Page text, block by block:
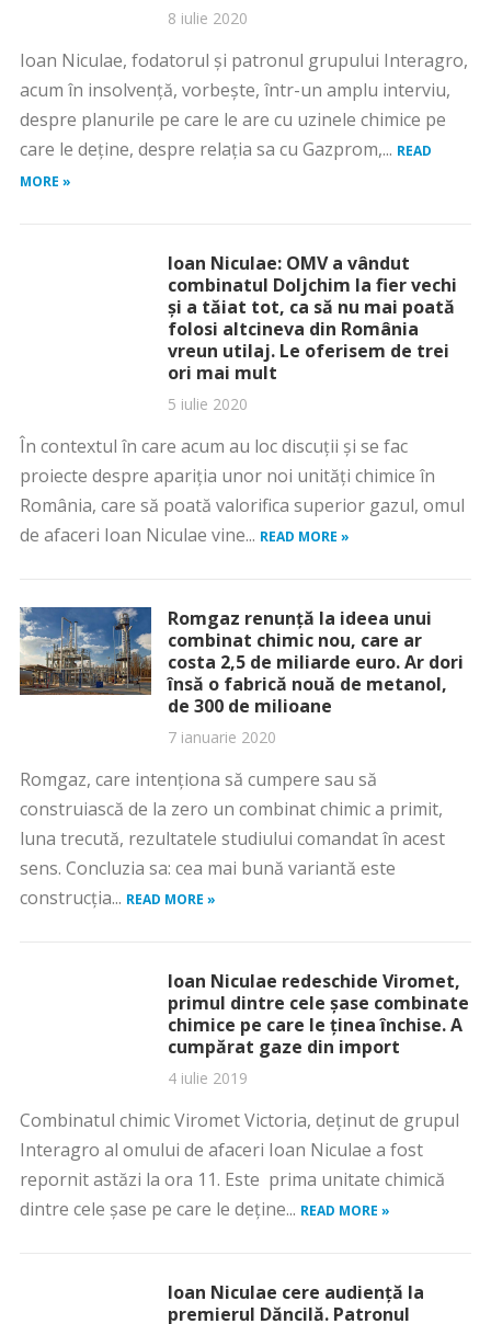
8 iulie 2020
Ioan Niculae, fodatorul și patronul grupului Interagro,
acum în insolvență, vorbește, într-un amplu interviu,
despre planurile pe care le are cu uzinele chimice pe
care le deține, despre relația sa cu Gazprom,... READ
MORE »
Ioan Niculae: OMV a vândut
combinatul Doljchim la fier vechi
și a tăiat tot, ca să nu mai poată
folosi altcineva din România
vreun utilaj. Le oferisem de trei
ori mai mult
5 iulie 2020
În contextul în care acum au loc discuții și se fac
proiecte despre apariția unor noi unități chimice în
România, care să poată valorifica superior gazul, omul
de afaceri Ioan Niculae vine... READ MORE »
Romgaz renunţă la ideea unui
combinat chimic nou, care ar
costa 2,5 de miliarde euro. Ar dori
însă o fabrică nouă de metanol,
de 300 de milioane
7 ianuarie 2020
Romgaz, care intenționa să cumpere sau să
construiască de la zero un combinat chimic a primit,
luna trecută, rezultatele studiului comandat în acest
sens. Concluzia sa: cea mai bună variantă este
construcția... READ MORE »
Ioan Niculae redeschide Viromet,
primul dintre cele şase combinate
chimice pe care le ţinea închise. A
cumpărat gaze din import
4 iulie 2019
Combinatul chimic Viromet Victoria, deţinut de grupul
Interagro al omului de afaceri Ioan Niculae a fost
repornit astăzi la ora 11. Este prima unitate chimică
dintre cele şase pe care le deţine... READ MORE »
Ioan Niculae cere audienţă la
premierul Dăncilă. Patronul